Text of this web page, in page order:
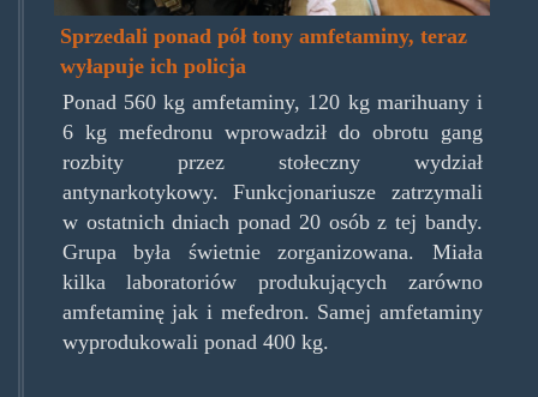
Sprzedali ponad pół tony amfetaminy, teraz
wyłapuje ich policja
Ponad 560 kg amfetaminy, 120 kg marihuany i
6 kg mefedronu wprowadził do obrotu gang
rozbity przez stołeczny wydział
antynarkotykowy. Funkcjonariusze zatrzymali
w ostatnich dniach ponad 20 osób z tej bandy.
Grupa była świetnie zorganizowana. Miała
kilka laboratoriów produkujących zarówno
amfetaminę jak i mefedron. Samej amfetaminy
wyprodukowali ponad 400 kg.